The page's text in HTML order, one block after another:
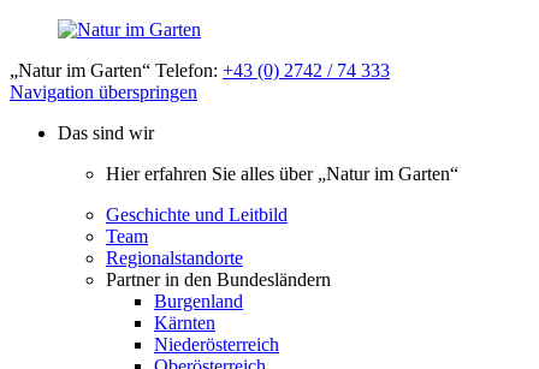
„Natur im Garten“ Telefon: +43 (0) 2742 / 74 333
Navigation überspringen
Das sind wir
Hier erfahren Sie alles über „Natur im Garten“
Geschichte und Leitbild
Team
Regionalstandorte
Partner in den Bundesländern
Burgenland
Kärnten
Niederösterreich